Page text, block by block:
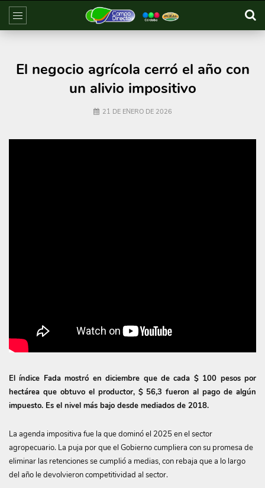
El negocio agrícola cerró el año con
un alivio impositivo
21 DE ENERO DE 2026
El índice Fada mostró en diciembre que de cada $ 100 pesos por
hectárea que obtuvo el productor, $ 56,3 fueron al pago de algún
impuesto. Es el nivel más bajo desde mediados de 2018.
La agenda impositiva fue la que dominó el 2025 en el sector
agropecuario. La puja por que el Gobierno cumpliera con su promesa de
eliminar las retenciones se cumplió a medias, con rebaja que a lo largo
del año le devolvieron competitividad al sector.